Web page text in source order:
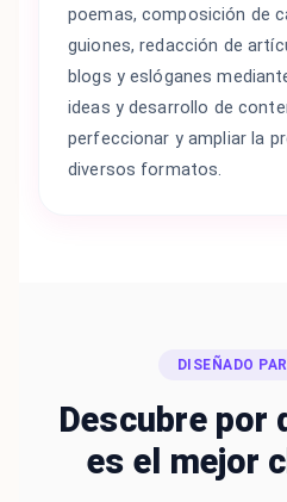
poemas, composición de
guiones, redacción de
blogs y eslóganes
ideas y desarrollo de
perfeccionar y ampliar la
diversos formatos.
DISEÑADO
Descubre por
es el mejor